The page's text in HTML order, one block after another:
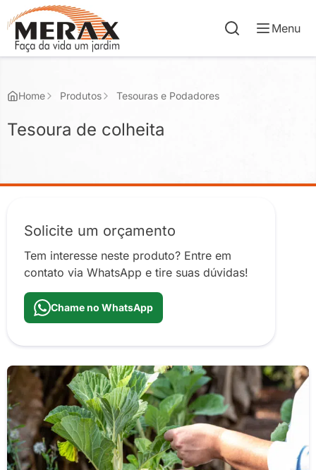
Menu
Home Produtos Tesouras e Podadores
Tesoura de colheita
Solicite um orçamento
Tem interesse neste produto? Entre em
contato via WhatsApp e tire suas dúvidas!
Chame no WhatsApp